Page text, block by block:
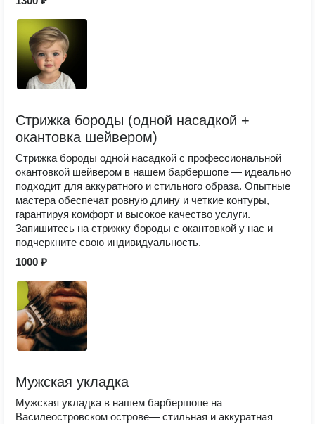
Стрижка бороды (одной насадкой +
окантовка шейвером)
Стрижка бороды одной насадкой с профессиональной
окантовкой шейвером в нашем барбершопе — идеально
подходит для аккуратного и стильного образа. Опытные
мастера обеспечат ровную длину и четкие контуры,
гарантируя комфорт и высокое качество услуги.
Запишитесь на стрижку бороды с окантовкой у нас и
подчеркните свою индивидуальность.
1000 ₽
Мужская укладка
Мужская укладка в нашем барбершопе на
Василеостровском острове— стильная и аккуратная